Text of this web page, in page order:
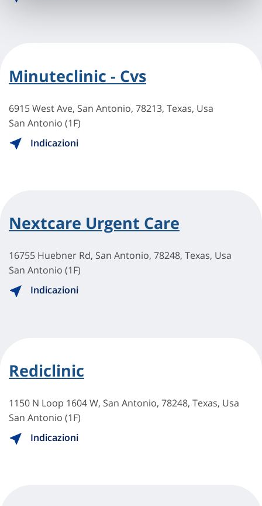
Minuteclinic - Cvs
6915 West Ave, San Antonio, 78213, Texas, Usa
San Antonio (1F)
Indicazioni
Nextcare Urgent Care
16755 Huebner Rd, San Antonio, 78248, Texas, Usa
San Antonio (1F)
Indicazioni
Rediclinic
1150 N Loop 1604 W, San Antonio, 78248, Texas, Usa
San Antonio (1F)
Indicazioni